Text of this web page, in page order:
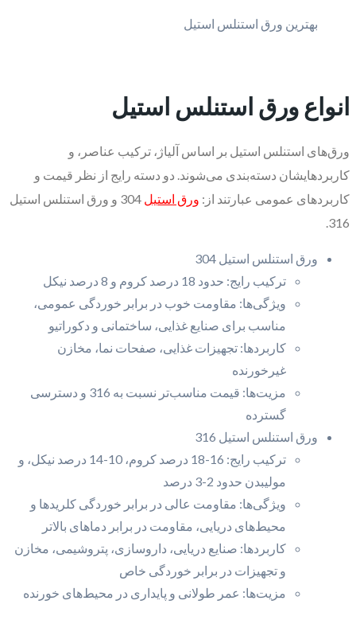
بهترین ورق استنلس استیل
انواع ورق استنلس استیل
ورق‌های استنلس استیل بر اساس آلیاژ، ترکیب عناصر، و
کاربردهایشان دسته‌بندی می‌شوند. دو دسته رایج از نظر قیمت و
کاربردهای عمومی عبارتند از: ورق استیل
304 و ورق استنلس استیل
316.
ورق استنلس استیل 304
ترکیب رایج: حدود 18 درصد کروم و 8 درصد نیکل
ویژگی‌ها: مقاومت خوب در برابر خوردگی عمومی،
مناسب برای صنایع غذایی، ساختمانی و دکوراتیو
کاربردها: تجهیزات غذایی، صفحات نما، مخازن
غیرخورنده
مزیت‌ها: قیمت مناسب‌تر نسبت به 316 و دسترسی
گسترده
ورق استنلس استیل 316
ترکیب رایج: 16-18 درصد کروم، 10-14 درصد نیکل، و
مولیبدن حدود 2-3 درصد
ویژگی‌ها: مقاومت عالی در برابر خوردگی کلریدها و
محیط‌های دریایی، مقاومت در برابر دماهای بالاتر
کاربردها: صنایع دریایی، داروسازی، پتروشیمی، مخازن
و تجهیزات در برابر خوردگی خاص
مزیت‌ها: عمر طولانی و پایداری در محیط‌های خورنده